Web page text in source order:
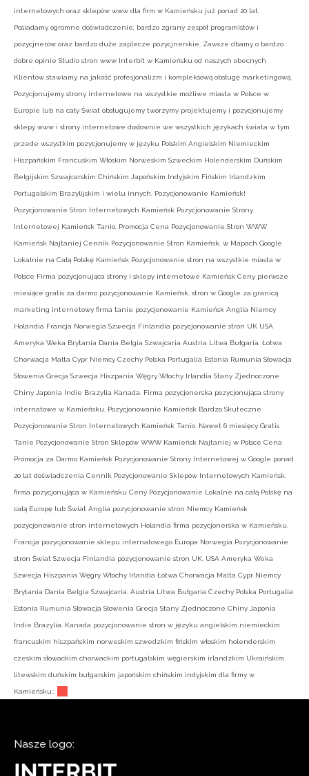
internetowych oraz sklepów www dla firm w Kamieńsku już ponad 20 lat.
Posiadamy ogromne doświadczenie, bardzo zgrany zespół programistów i
pozycjnerów oraz bardzo duże zaplecze pozycjnerskie. Zawsze dbamy o bardzo
dobre opinie Studio stron www Interbit w Kamieńsku od naszych obecnych
Klientów stawiamy na jakość profesjonalizm i kompleksową obsługę marketingową.
Pozycjonujemy strony internetowe na wszystkie możliwe miasta w Polsce w
Europie lub na cały Świat obsługujemy tworzymy projektujemy i pozycjonujemy
sklepy www i strony internetowe dosłownie we wszystkich językach świata w tym
przede wszystkim pozycjonujemy w języku Polskim Angielskim Niemieckim
Hiszpańskim Francuskim Włoskim Norweskim Szweckim Holenderskim Duńskim
Belgijskim Szwajcarskim Chińskim Japońskim Indyjskim Fińskim Irlandzkim
Portugalskim Brazylijskim i wielu innych. Pozycjonowanie Kamieńsk!
Pozycjonowanie Stron Internetowych Kamieńsk Pozycjonowanie Strony
Internetowej Kamieńsk Tanio. Promocja Cena Pozycjonowanie Stron WWW
Kamieńsk Najtaniej Cennik Pozycjonowanie Stron Kamieńsk. w Mapach Google
Lokalnie na Całą Polskę Kamieńsk Pozycjonowanie stron na wszystkie miasta w
Polsce Firma pozycjonująca strony i sklepy internetowe Kamieńsk Ceny pierwsze
miesiące gratis za darmo pozycjonowanie Kamieńsk. stron w Google za granicą
marketing internetowy firma tanie pozycjonowanie Kamieńsk Anglia Niemcy
Holandia Francja Norwegia Szwecja Finlandia pozycjonowanie stron UK USA
Ameryka Weka Brytania Dania Belgia Szwajcaria Austria Litwa Bułgaria. Łotwa
Chorwacja Malta Cypr Niemcy Czechy Polska Portugalia Estonia Rumunia Słowacja
Słowenia Grecja Szwecja Hiszpania Węgry Włochy Irlandia Stany Zjednoczone
Chiny Japonia Indie Brazylia Kanada. Firma pozycjonerska pozycjonująca strony
internatowe w Kamieńsku. Pozycjonowanie Kamieńsk Bardzo Skuteczne
Pozycjonowanie Stron Internetowych Kamieńsk Tanio. Nawet 6 miesięcy Gratis
Tanie Pozycjonowanie Stron Sklepów WWW Kamieńsk Najtaniej w Polsce Cena
Promocja za Darmo Kamieńsk Pozycjonowanie Strony Internetowej w Google ponad
20 lat doświadczenia Cennik Pozycjonowanie Sklepów Internetowych Kamieńsk.
firma pozycjonująca w Kamieńsku Ceny Pozycjonowanie Lokalne na całą Polskę na
całą Europę lub Świat Anglia pozycjonowanie stron Niemcy Kamieńsk
pozycjonowanie stron internetowych Holandia firma pozycjonerska w Kamieńsku.
Francja pozycjonowanie sklepu internatowego Europa Norwegia Pozycjonowanie
stron Świat Szwecja Finlandia pozycjonowanie stron UK. USA Ameryka Weka
Szwecja Hiszpania Węgry Włochy Irlandia Łotwa Chorwacja Malta Cypr Niemcy
Brytania Dania Belgia Szwajcaria. Austria Litwa Bułgaria Czechy Polska Portugalia
Estonia Rumunia Słowacja Słowenia Grecja Stany Zjednoczone Chiny Japonia
Indie Brazylia. Kanada pozycjonowanie stron w języku angielskim niemieckim
francuskim hiszpańskim norweskim szwedzkim fińskim włoskim holenderskim
czeskim słowackim chorwackim portugalskim węgierskim irlandzkim Ukraińskim
litewskim duńskim bułgarskim japońskim chińskim indyjskim dla firmy w
Kamieńsku.:
Nasze logo: